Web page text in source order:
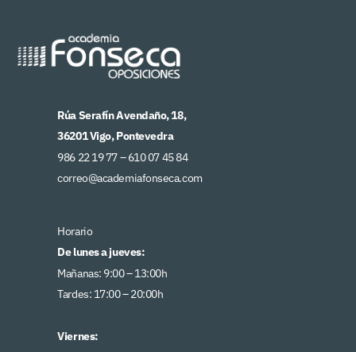
Rúa Serafín Avendaño, 18,
36201 Vigo, Pontevedra
986 22 19 77 –610 07 45 84
correo@academiafonseca.com
Horario
De lunes a jueves:
Mañanas: 9:00 – 13:00h
Tardes: 17:00 – 20:00h
Viernes: